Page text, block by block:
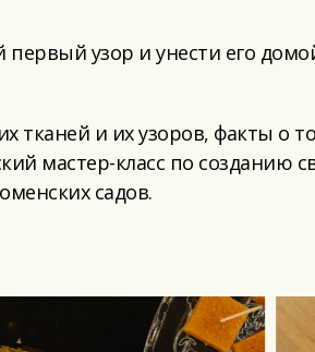
узор и унести его
тканей и их узоров, факты о
мастер-класс по созданию
садов.